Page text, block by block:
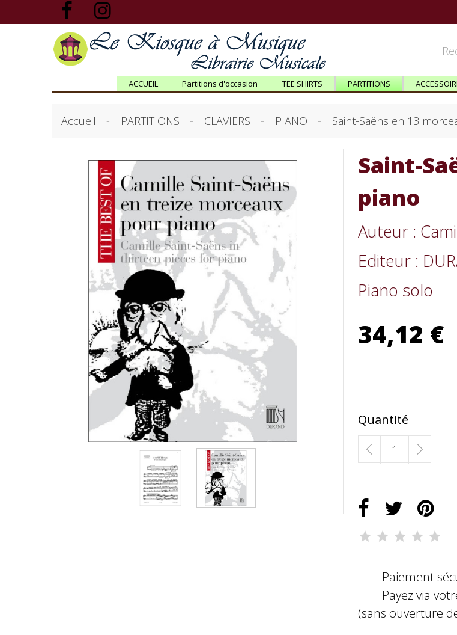
ACCUEIL Partitions d'occasion TEE SHIRTS PARTITIONS
Accueil PARTITIONS CLAVIERS PIANO Saint-Saëns en 13
Saint-
piano
Auteur :
Editeur :
Piano solo
34,12 €
Quantité
Paiement
Payez via
(sans ouverture